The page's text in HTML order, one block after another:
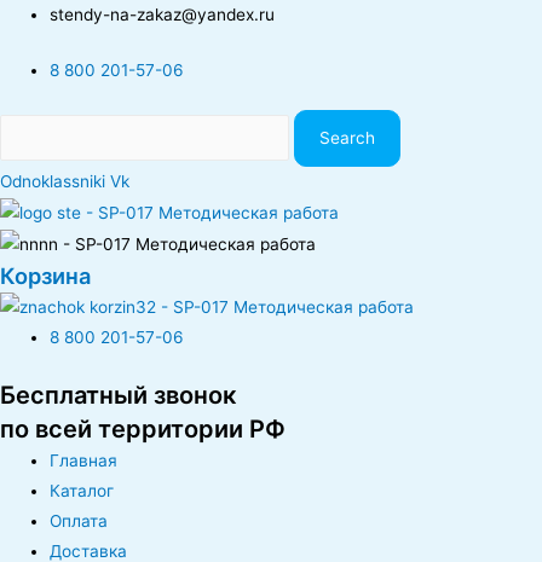
stendy-na-zakaz@yandex.ru
8 800 201-57-06
Search
Odnoklassniki Vk
Корзина
8 800 201-57-06
Бесплатный звонок
по всей территории РФ
Главная
Каталог
Оплата
Доставка